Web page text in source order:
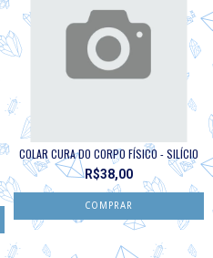
COLAR CURA DO CORPO FÍSICO - SILÍCIO
R$38,00